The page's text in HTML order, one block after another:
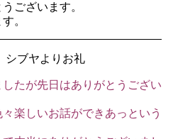
ございます。
。
シブヤよりお礼
たが先日はありがとうござい
楽しいお話ができあっという